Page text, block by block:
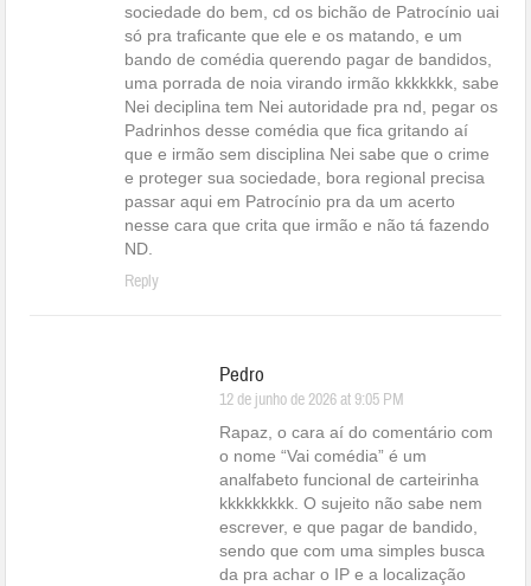
sociedade do bem, cd os bichão de Patrocínio uai
só pra traficante que ele e os matando, e um
bando de comédia querendo pagar de bandidos,
uma porrada de noia virando irmão kkkkkkk, sabe
Nei deciplina tem Nei autoridade pra nd, pegar os
Padrinhos desse comédia que fica gritando aí
que e irmão sem disciplina Nei sabe que o crime
e proteger sua sociedade, bora regional precisa
passar aqui em Patrocínio pra da um acerto
nesse cara que crita que irmão e não tá fazendo
ND.
Reply
Pedro
12 de junho de 2026 at 9:05 PM
Rapaz, o cara aí do comentário com
o nome “Vai comédia” é um
analfabeto funcional de carteirinha
kkkkkkkkk. O sujeito não sabe nem
escrever, e que pagar de bandido,
sendo que com uma simples busca
da pra achar o IP e a localização